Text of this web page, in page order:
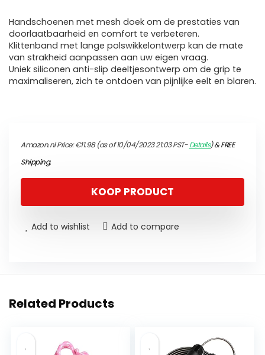
Handschoenen met mesh doek om de prestaties van
doorlaatbaarheid en comfort te verbeteren.
Klittenband met lange polswikkelontwerp kan de mate
van strakheid aanpassen aan uw eigen vraag.
Uniek siliconen anti-slip deeltjesontwerp om de grip te
maximaliseren, zich te ontdoen van pijnlijke eelt en blaren.
Amazon.nl Price:€11.98(as of 10/04/2023 21:03 PST-Details)&FREE
Shipping.
KOOP PRODUCT
Add to wishlist Add to compare
Related Products